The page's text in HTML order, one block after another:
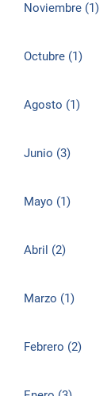
Noviembre (1)
Octubre (1)
Agosto (1)
Junio (3)
Mayo (1)
Abril (2)
Marzo (1)
Febrero (2)